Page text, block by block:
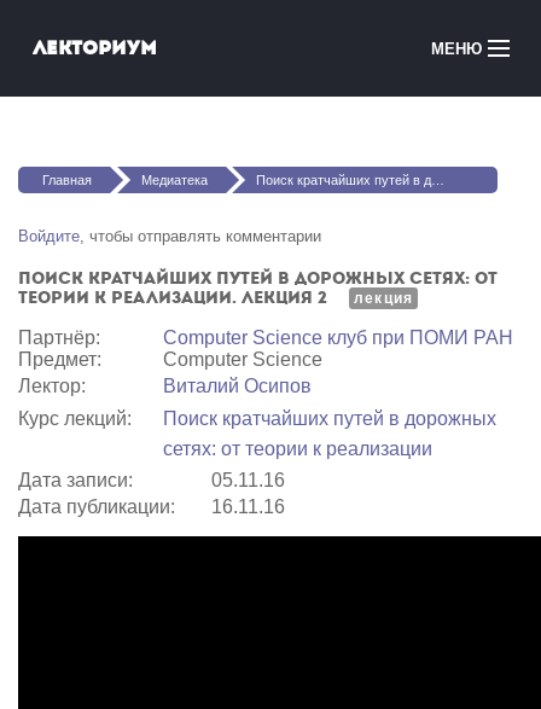
Лекториум МЕНЮ
Медиатека
Courses in English
Войти
Вы здесь
Главная Медиатека Поиск кратчайших путей в дорожных сетях: от теории к реализации. Лекция 2
Войдите, чтобы отправлять комментарии
Поиск кратчайших путей в дорожных сетях: от
теории к реализации. Лекция 2
лекция
Партнёр:
Computer Science клуб при ПОМИ РАН
Предмет:
Computer Science
Лектор:
Виталий Осипов
Курс лекций:
Поиск кратчайших путей в дорожных
сетях: от теории к реализации
Дата записи:
05.11.16
Дата публикации:
16.11.16